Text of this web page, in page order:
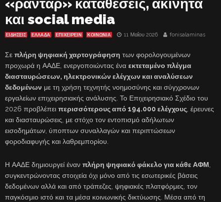
«ραντάρ» καταθέσεις, ακίνητα
και social media
ΕΙΔΗΣΕΙΣ ΕΛΛΑΔΑ ΕΠΙΧΕΙΡΕΙΝ ΚΟΙΝΩΝΙΑ 11 Μαΐου 2026 fonisalaminas
Σε πλήρη ψηφιακή χαρτογράφηση των φορολογουμένων
προχωρά η ΑΑΔΕ, ενεργοποιώντας ένα εκτεταμένο πλέγμα
διασταυρώσεων, ηλεκτρονικών ελέγχων και αναλύσεων
δεδομένων με τη χρήση τεχνητής νοημοσύνης και σύγχρονων
εργαλείων επιχειρησιακής ανάλυσης. Το Επιχειρησιακό Σχέδιο του
2026 προβλέπει περισσότερους από 194.000 ελέγχους, έρευνες
και διασταυρώσεις, με στόχο τον εντοπισμό αδήλωτων
εισοδημάτων, ύποπτων συναλλαγών και περιπτώσεων
φοροδιαφυγής και λαθρεμπορίου.
Η ΑΑΔΕ δημιουργεί έναν πλήρη ψηφιακό φάκελο για κάθε ΑΦΜ,
συγκεντρώνοντας στοιχεία όχι μόνο από τις εσωτερικές βάσεις
δεδομένων αλλά και από τράπεζες, ψηφιακές πλατφόρμες, τον
παγκόσμιο ιστό και τα μέσα κοινωνικής δικτύωσης. Μέσα από τη